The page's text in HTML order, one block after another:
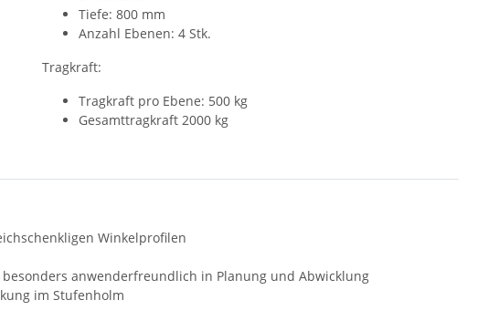
Tiefe: 800 mm
Anzahl Ebenen: 4 Stk.
Tragkraft:
Tragkraft pro Ebene: 500 kg
Gesamttragkraft 2000 kg
Winkelprofilen
anwenderfreundlich in Planung und Abwicklung
im Stufenholm